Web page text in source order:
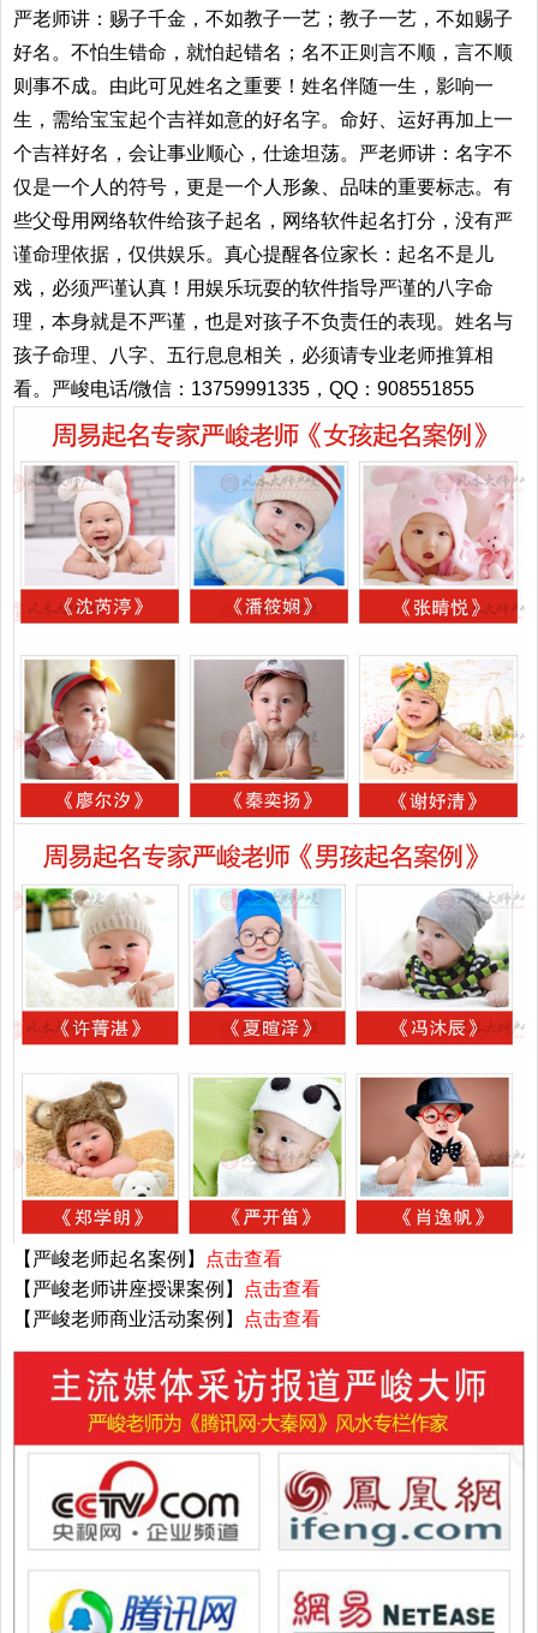
严老师讲：赐子千金，不如教子一艺；教子一艺，不如赐子
好名。不怕生错命，就怕起错名；名不正则言不顺，言不顺
则事不成。由此可见姓名之重要！姓名伴随一生，影响一
生，需给宝宝起个吉祥如意的好名字。命好、运好再加上一
个吉祥好名，会让事业顺心，仕途坦荡。严老师讲：名字不
仅是一个人的符号，更是一个人形象、品味的重要标志。有
些父母用网络软件给孩子起名，网络软件起名打分，没有严
谨命理依据，仅供娱乐。真心提醒各位家长：起名不是儿
戏，必须严谨认真！用娱乐玩耍的软件指导严谨的八字命
理，本身就是不严谨，也是对孩子不负责任的表现。姓名与
孩子命理、八字、五行息息相关，必须请专业老师推算相
看。严峻电话/微信：13759991335，QQ：908551855
【严峻老师起名案例】
点击查看
【严峻老师讲座授课案例】
点击查看
【严峻老师商业活动案例】
点击查看